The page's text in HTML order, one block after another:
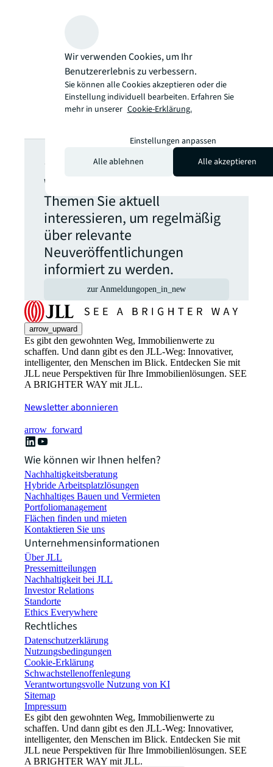
JLL Newsletter
Wählen Sie aus, welche
Themen Sie aktuell
interessieren, um regelmäßig
über relevante
Neuveröffentlichungen
informiert zu werden.
zur Anmeldungopen_in_new
arrow_upward
Es gibt den gewohnten Weg, Immobilienwerte zu
schaffen. Und dann gibt es den JLL-Weg: Innovativer,
intelligenter, den Menschen im Blick. Entdecken Sie mit
JLL neue Perspektiven für Ihre Immobilienlösungen. SEE
A BRIGHTER WAY mit JLL.
Newsletter abonnieren
arrow_forward
Wie können wir Ihnen helfen?
Nachhaltigkeitsberatung
Hybride Arbeitsplatzlösungen
Nachhaltiges Bauen und Vermieten
Portfoliomanagement
Flächen finden und mieten
Kontaktieren Sie uns
Unternehmensinformationen
Über JLL
Pressemitteilungen
Nachhaltigkeit bei JLL
Investor Relations
Standorte
Ethics Everywhere
Rechtliches
Datenschutzerklärung
Nutzungsbedingungen
Cookie-Erklärung
Schwachstellenoffenlegung
Verantwortungsvolle Nutzung von KI
Sitemap
Impressum​
Es gibt den gewohnten Weg, Immobilienwerte zu
schaffen. Und dann gibt es den JLL-Weg: Innovativer,
intelligenter, den Menschen im Blick. Entdecken Sie mit
JLL neue Perspektiven für Ihre Immobilienlösungen. SEE
A BRIGHTER WAY mit JLL.
Wir verwenden Cookies, um Ihr
Benutzererlebnis zu verbessern.
Sie können alle Cookies akzeptieren oder die
Einstellung individuell bearbeiten. Erfahren Sie
mehr in unserer Cookie-Erklärung.
Einstellungen anpassen
Alle ablehnen
Alle akzeptieren